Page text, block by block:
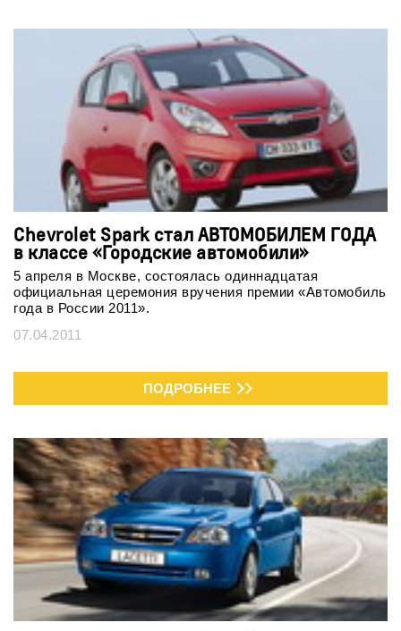
Chevrolet Spark стал АВТОМОБИЛЕМ ГОДА
в классе «Городские автомобили»
5 апреля в Москве, состоялась одиннадцатая
официальная церемония вручения премии «Автомобиль
года в России 2011».
07.04.2011
ПОДРОБНЕЕ